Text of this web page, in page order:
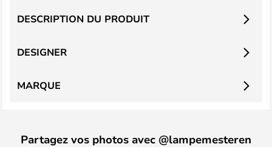
DESCRIPTION DU PRODUIT
DESIGNER
MARQUE
Partagez vos photos avec @lampemesteren